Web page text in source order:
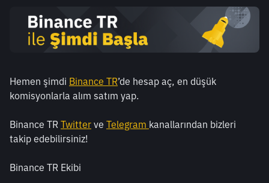
Hemen şimdi Binance TR’de hesap aç, en düşük
komisyonlarla alım satım yap.
Binance TR Twitter ve Telegram kanallarından bizleri
takip edebilirsiniz!
Binance TR Ekibi